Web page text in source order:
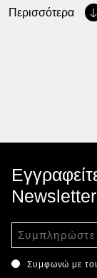
Περισσότερα
Newsletter
Συμφωνώ με